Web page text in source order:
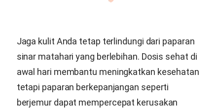
Jaga kulit Anda tetap terlindungi dari paparan
sinar matahari yang berlebihan. Dosis sehat di
awal hari membantu meningkatkan kesehatan
tetapi paparan berkepanjangan seperti
berjemur dapat mempercepat kerusakan